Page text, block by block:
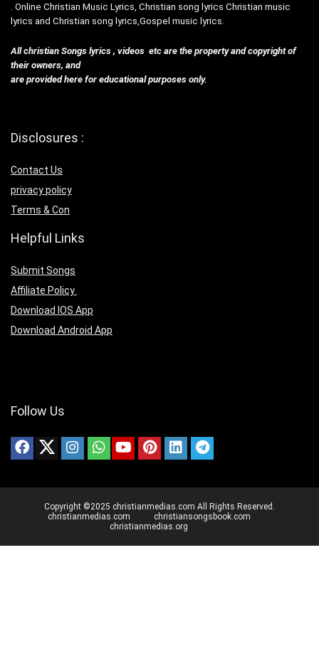
. Online Christian Music Lyrics, Christian song lyrics Christian music
lyrics and Christian song lyrics,Gospel music lyrics.
All christian Songs lyrics , videos etc are the property and copyright of
their owners, and
are provided here for educational purposes only.
Disclosures :
Contact Us
privacy policy
Terms & Con
Helpful Links
Submit Songs
Affiliate Policy
Download IOS App
Download Android App
Follow Us
Copyright ©2025 christianmedias.com All Rights Reserved.
christianmedias.com
christiansongsbook.com
christianmedias.org